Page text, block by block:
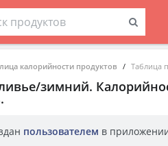
калорийности продуктов Таблица
зимний.
пользователем в